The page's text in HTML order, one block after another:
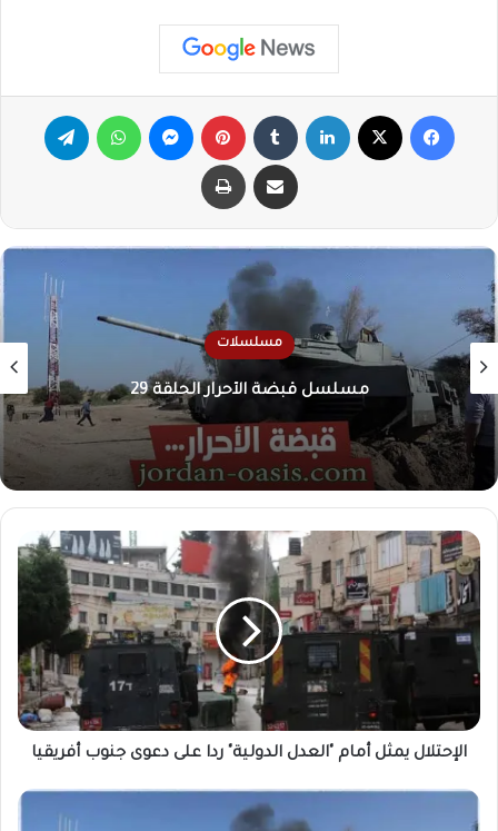
مسلسلات
مسلسل قبضة الأحرار الحلقة 29
الإحتلال يمثل أمام "العدل الدولية" ردا على دعوى جنوب أفريقيا